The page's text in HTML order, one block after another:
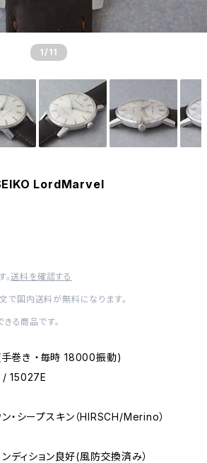
1 /11
LordMarvel
。送料を確認する
国内送料が無料になります。
る商品です。
巻き ・毎時 18000振動)
/ 15027E
・シープスキン（HIRSCH/Merino）
ディション良好(風防交換済み）